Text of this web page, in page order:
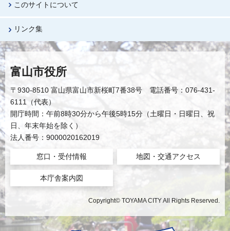
このサイトについて
リンク集
富山市役所
〒930-8510 富山県富山市新桜町7番38号 電話番号：076-431-
6111（代表）
開庁時間：午前8時30分から午後5時15分（土曜日・日曜日、祝
日、年末年始を除く）
法人番号：9000020162019
窓口・受付情報 地図・交通アクセス
本庁舎案内図
Copyright© TOYAMA CITY All Rights Reserved.